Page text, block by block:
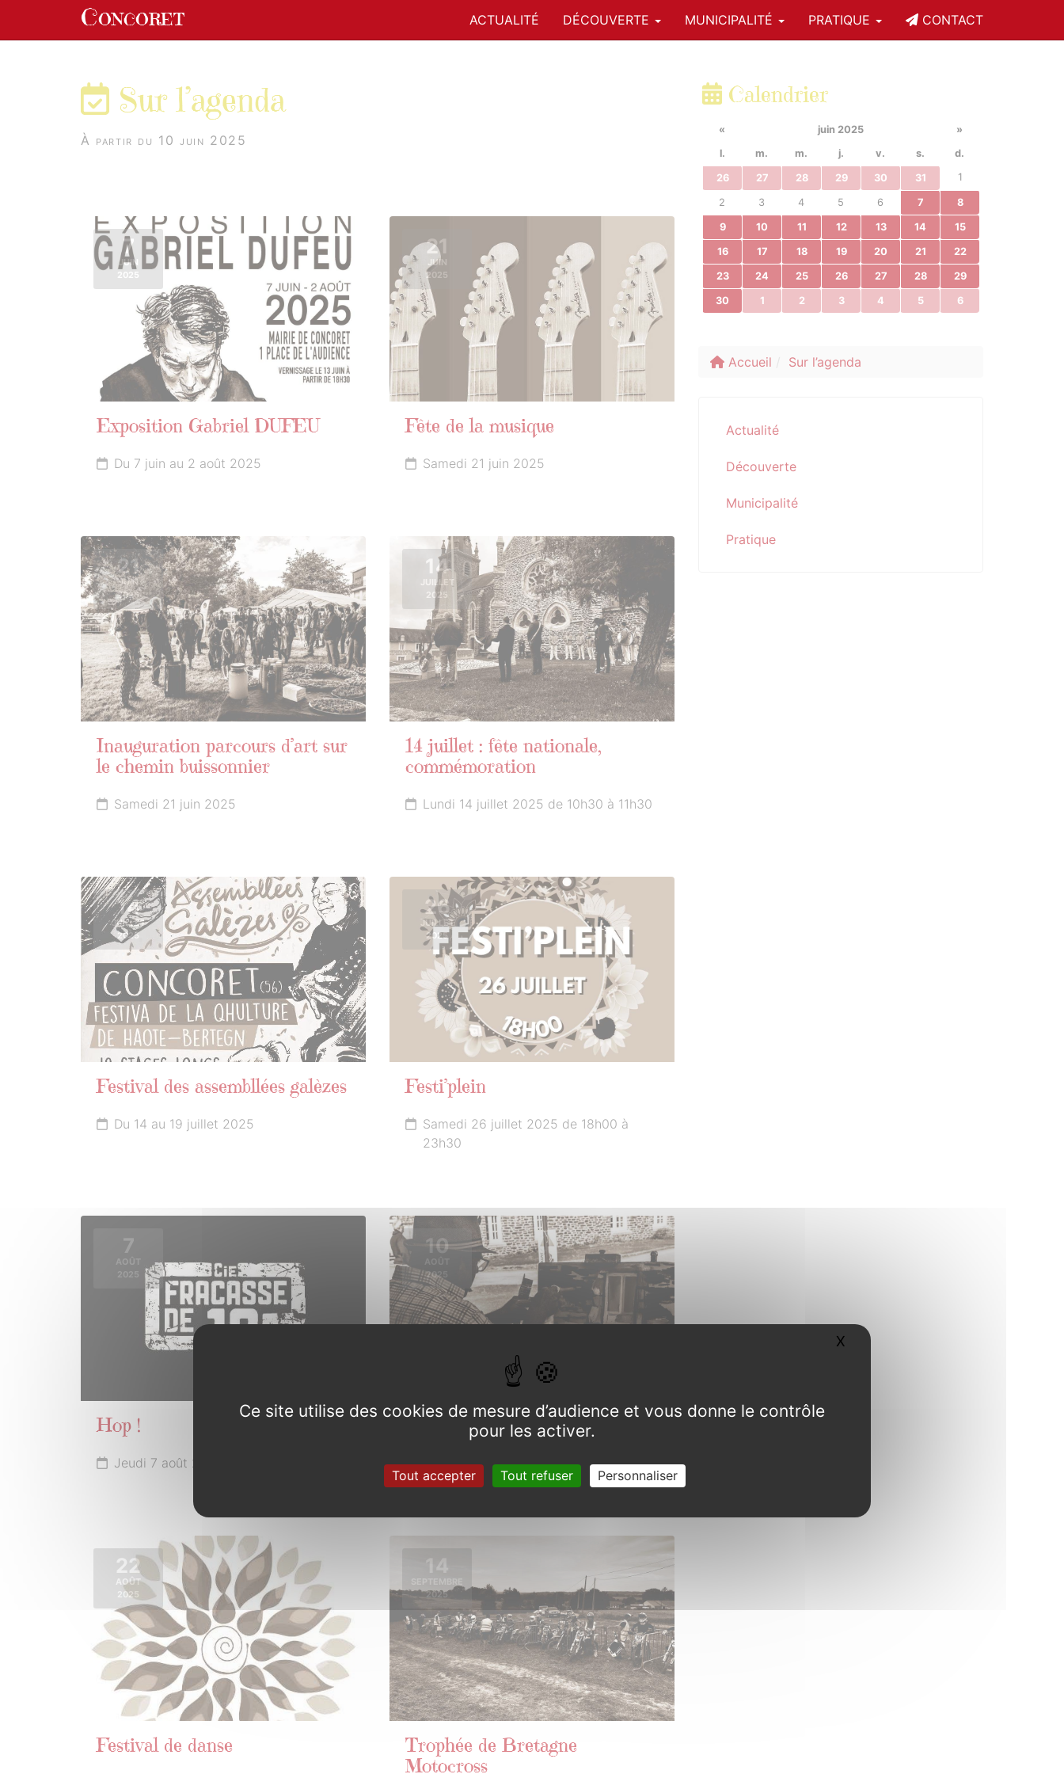
Concoret ACTUALITÉ DÉCOUVERTE MUNICIPALITÉ PRATIQUE CONTACT
Sur l’agenda
À partir du 10 juin 2025
7
JUIN
2025
Exposition Gabriel DUFEU
Du 7 juin au 2 août 2025
21
JUIN
2025
Fête de la musique
Samedi 21 juin 2025
21
JUIN
2025
Inauguration parcours d’art sur
le chemin buissonnier
Samedi 21 juin 2025
14
JUILLET
2025
14 juillet : fête nationale,
commémoration
Lundi 14 juillet 2025 de 10h30 à 11h30
14
JUILLET
2025
Festival des assembllées galèzes
Du 14 au 19 juillet 2025
26
JUILLET
2025
Festi’plein
Samedi 26 juillet 2025 de 18h00 à
23h30
7
AOÛT
2025
Hop !
Jeudi 7 août 2025 de 20h30 à 21h30
10
2025
Couleurs de Bretagne
Dimanche 10 août 2025
22
AOÛT
2025
Festival de danse
14
SEPTEMBRE
2025
Trophée de Bretagne
Motocross
Calendrier
« juin 2025
»
l.
m. m. j. v. s. d.
26 27 28 29 30 31 1
2 3 4 5 6 7 8
9 10 11 12 13 14 15
16 17 18 19 20 21 22
23 24 25 26 27 28 29
30 1 2 3 4 5 6
Accueil Sur l’agenda
Actualité
Découverte
Municipalité
Pratique
Panneau de gestion des cookies
Ce site utilise des cookies de mesure d’audience et vous donne le contrôle
pour les activer.
Tout accepter Tout refuser Personnaliser
X Masquer le bandeau des cookies